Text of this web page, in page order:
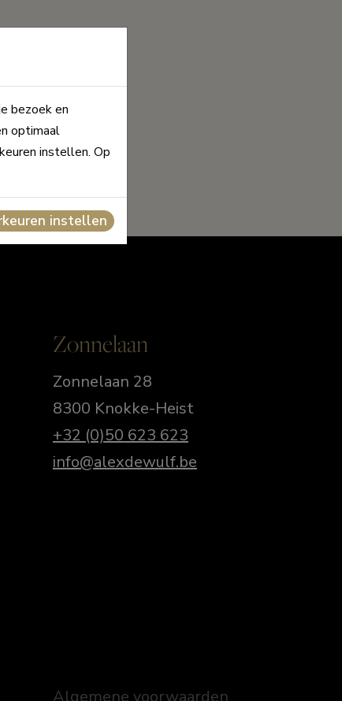
Zonnelaan
Zonnelaan 28
8300 Knokke-Heist
+32 (0)50 623 623
info@alexdewulf.be
Algemene voorwaarden
bezoek en
optimaal
instellen. Op
instellen